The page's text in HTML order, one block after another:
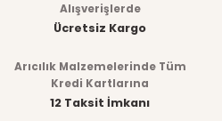
Alışverişlerde
Ücretsiz Kargo
Arıcılık Malzemelerinde Tüm
Kredi Kartlarına
12 Taksit İmkanı